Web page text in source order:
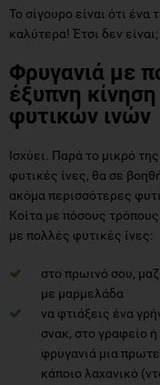
Το σίγουρο είναι ότι
καλύτερα! Έτσι δεν είναι;
Φρυγανιά με
έξυπνη
φυτικών ινών
Ισχύει. Παρά το μικρό
φυτικές ίνες, θα σε
ακόμα περισσότερες
Κοίτα με πόσους
με πολλές φυτικές ίνες:
στο πρωινό σου,
με μαρμελάδα
να φτιάξεις ένα
σνακ, στο γραφείο
φρυγανιά μια
κάποιο λαχανικό